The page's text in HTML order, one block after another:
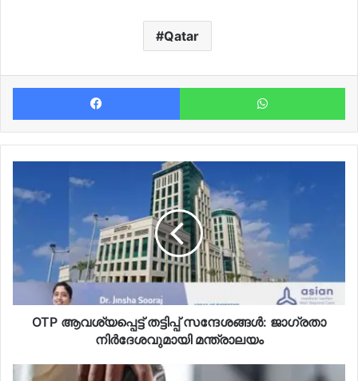
Qatar
Facebook
ആവശ്യപ്പെട്ട്
തട്ടിപ്പ്
നിർദേശവുമായി
മന്ത്രാലയം
OTP ആവശ്യപ്പെട്ട് തട്ടിപ്പ് സന്ദേശങ്ങൾ: ജാഗ്രതാ
നിർദേശവുമായി മന്ത്രാലയം
സമ്മാനത്തുക